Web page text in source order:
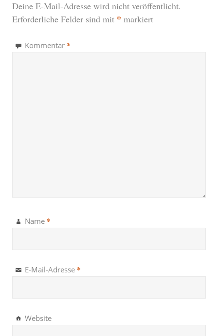
Deine E-Mail-Adresse wird nicht veröffentlicht.
Erforderliche Felder sind mit * markiert
Kommentar *
Name *
E-Mail-Adresse *
Website